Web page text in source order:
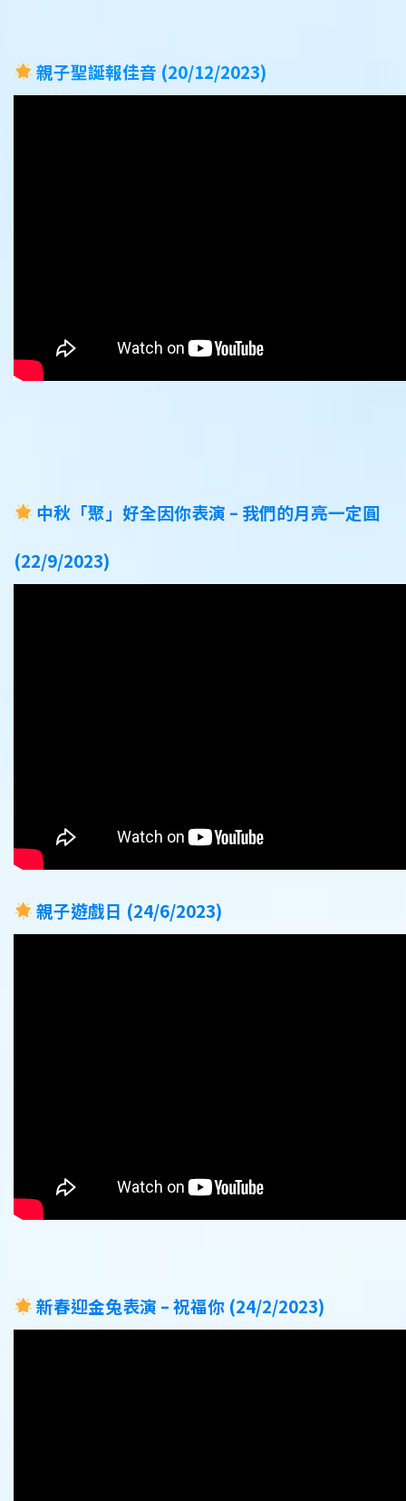
親子聖誕報佳音 (20/12/2023)
中秋「聚」好全因你表演 – 我們的月亮一定圓
(22/9/2023)
親子遊戲日 (24/6/2023)
新春迎金兔表演 – 祝福你 (24/2/2023)